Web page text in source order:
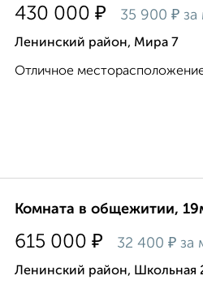
430 000 ₽ 35 900 ₽ за
Ленинский район, Мира 7
Отличное
Комната в общежитии,
615 000 ₽ 32 400 ₽ за
Ленинский район, Школьная